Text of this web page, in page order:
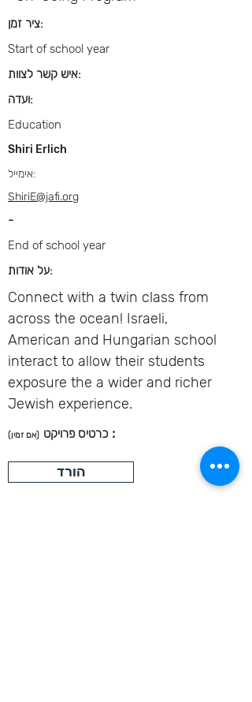
ציר זמן:
Start of school year
איש קשר לצוות:
ועדה:
Education
Shiri Erlich
אימייל:
ShiriE@jafi.org
-
End of school year
על אודות:
Connect with a twin class from
across the ocean! Israeli,
American and Hungarian school
interact to allow their students
exposure the a wider and richer
Jewish experience.
כרטיס פרויקט (אם זמין) :
הורד